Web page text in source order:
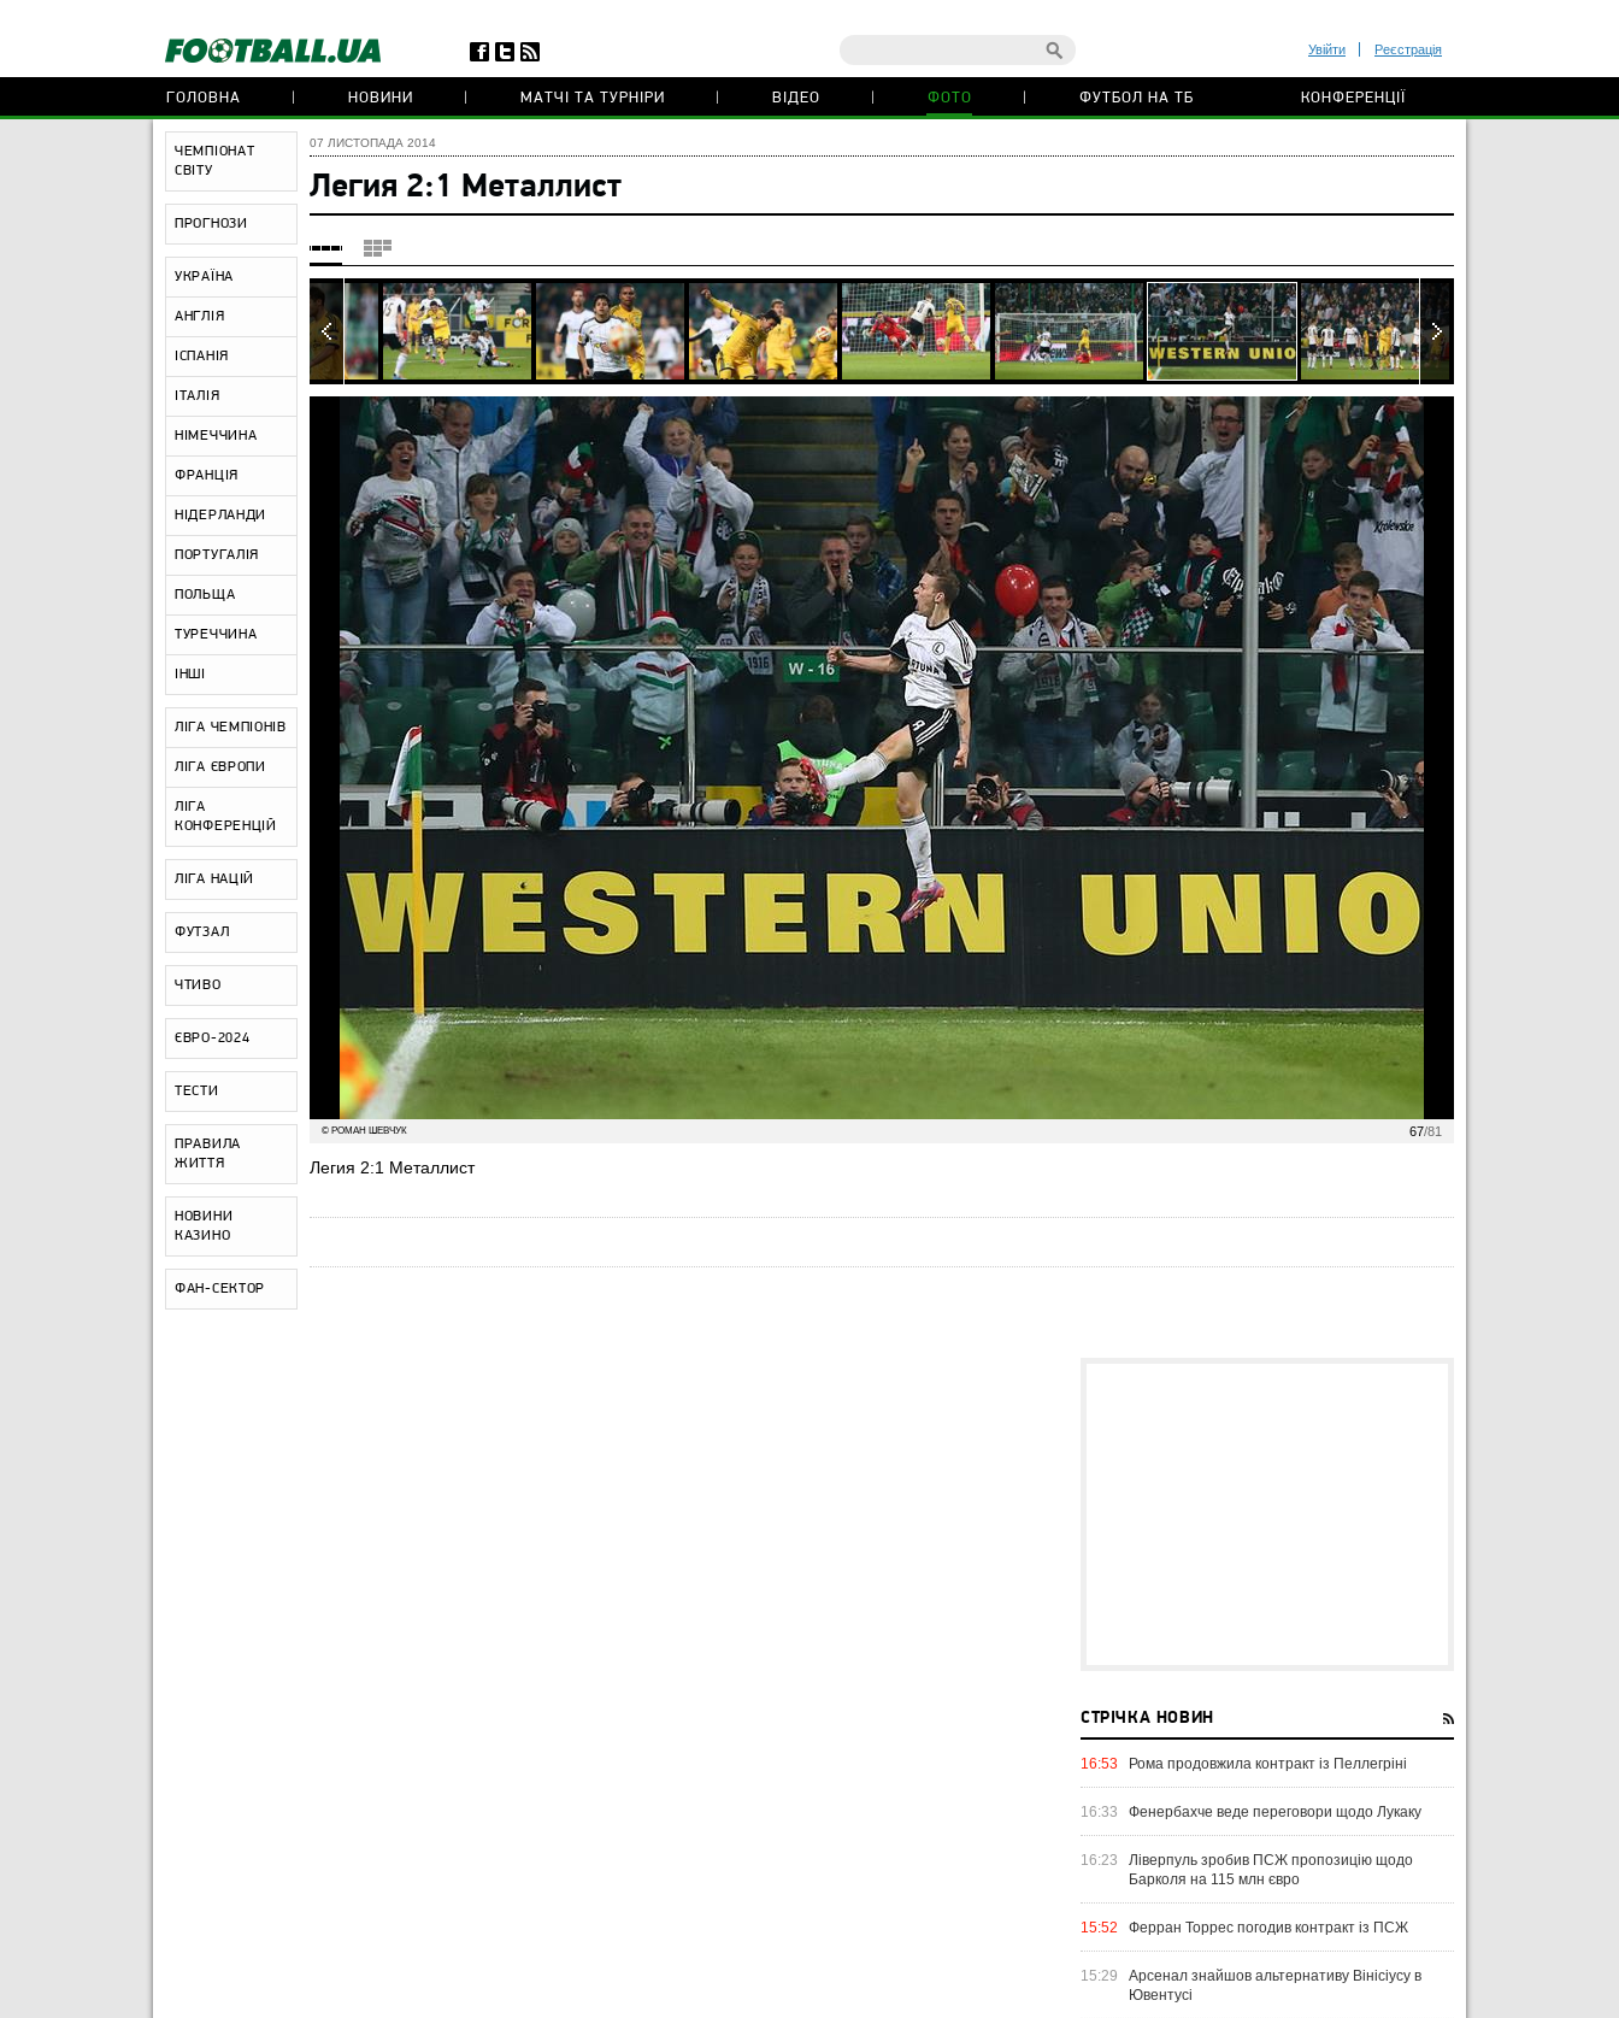
Увійти Реєстрація
ГОЛОВНА НОВИНИ МАТЧІ ТА ТУРНІРИ ВІДЕО ФОТО ФУТБОЛ НА ТБ КОНФЕРЕНЦІЇ
ЧЕМПІОНАТ
СВІТУ
ПРОГНОЗИ
УКРАЇНА
АНГЛІЯ
ІСПАНІЯ
ІТАЛІЯ
НІМЕЧЧИНА
ФРАНЦІЯ
НІДЕРЛАНДИ
ПОРТУГАЛІЯ
ПОЛЬЩА
ТУРЕЧЧИНА
ІНШІ
ЛІГА ЧЕМПІОНІВ
ЛІГА ЄВРОПИ
ЛІГА
КОНФЕРЕНЦІЙ
ЛІГА НАЦІЙ
ФУТЗАЛ
ЧТИВО
ЄВРО-2024
ТЕСТИ
ПРАВИЛА
ЖИТТЯ
НОВИНИ
КАЗИНО
ФАН-СЕКТОР
07 ЛИСТОПАДА 2014
Легия 2:1 Металлист
67/81
© РОМАН ШЕВЧУК
Легия 2:1 Металлист
СТРІЧКА НОВИН
16:53 Рома продовжила контракт із Пеллегріні
16:33 Фенербахче веде переговори щодо Лукаку
16:23
Ліверпуль зробив ПСЖ пропозицію щодо
Барколя на 115 млн євро
15:52 Ферран Торрес погодив контракт із ПСЖ
15:29
Арсенал знайшов альтернативу Вінісіусу в
Ювентусі